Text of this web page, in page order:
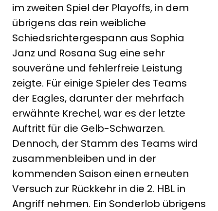
im zweiten Spiel der Playoffs, in dem
übrigens das rein weibliche
Schiedsrichtergespann aus Sophia
Janz und Rosana Sug eine sehr
souveräne und fehlerfreie Leistung
zeigte. Für einige Spieler des Teams
der Eagles, darunter der mehrfach
erwähnte Krechel, war es der letzte
Auftritt für die Gelb-Schwarzen.
Dennoch, der Stamm des Teams wird
zusammenbleiben und in der
kommenden Saison einen erneuten
Versuch zur Rückkehr in die 2. HBL in
Angriff nehmen. Ein Sonderlob übrigens